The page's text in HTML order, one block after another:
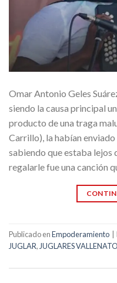
Omar Antonio Geles
siendo la causa principal
producto de una traga
Carrillo), la habían
sabiendo que estaba lejos
regalarle fue una canción
Publicado enEmpoderamiento
JUGLAR, JUGLARES